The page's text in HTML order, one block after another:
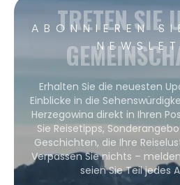
ABONNIEREN
TRETEN SIE
Erhalten Sie die neuesten
Einblicke in die
Herzegowina direkt in Ihren
Sie Reisetipps,
Geschichten, die Ihre
Verpassen Sie nichts –
seien Sie Teil jedes